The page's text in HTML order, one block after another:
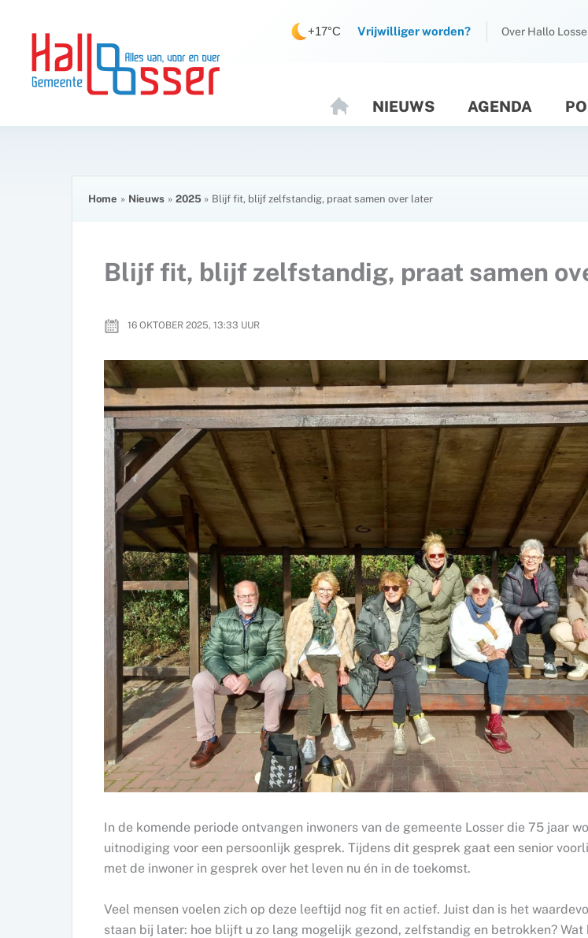
inhoud
inhoud
+17°C Vrijwilliger worden? Over Hallo
O
M
NIEUWS AGENDA
Home Nieuws 2025 Blijf fit, blijf zelfstandig, praat samen over later
Blijf fit, blijf zelfstandig, praat samen
16 OKTOBER 2025, 13:33 UUR
In de komende periode ontvangen inwoners van de gemeente Losser die 75 jaar
uitnodiging voor een persoonlijk gesprek. Tijdens dit gesprek gaat een senior
met de inwoner in gesprek over het leven nu én in de toekomst.
Veel mensen voelen zich op deze leeftijd nog fit en actief. Juist dan is het
staan bij later: hoe blijft u zo lang mogelijk gezond, zelfstandig en betrokken? Wat